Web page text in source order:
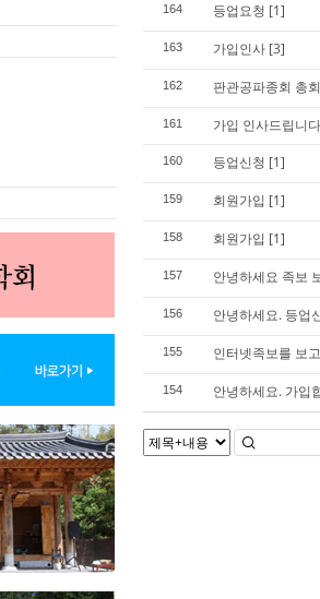
164 등업요청 [1]
163 가입인사 [3]
162 판관공파종회 총
161 가입 인사드립니
160 등업신청 [1]
159 회원가입 [1]
158 회원가입 [1]
157 안녕하세요 족보
156 안녕하세요. 등업
155 인터넷족보를 보
154 안녕하세요. 가입